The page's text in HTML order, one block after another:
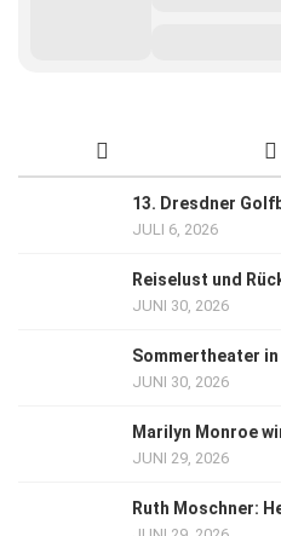
13. Dresdner
JULI 6, 2026
Reiselust und
JUNI 30, 2026
Sommertheater
JUNI 30, 2026
Marilyn Monroe
JUNI 29, 2026
Ruth Moschner: